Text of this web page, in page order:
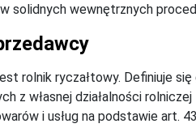
solidnych wewnętrznych
rolnik ryczałtowy. Definiuje się
z własnej działalności rolniczej
i usług na podstawie art.